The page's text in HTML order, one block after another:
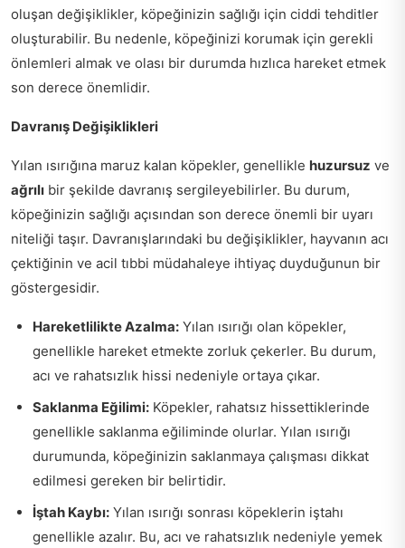
oluşan değişiklikler, köpeğinizin sağlığı için ciddi tehditler
oluşturabilir. Bu nedenle, köpeğinizi korumak için gerekli
önlemleri almak ve olası bir durumda hızlıca hareket etmek
son derece önemlidir.
Davranış Değişiklikleri
Yılan ısırığına maruz kalan köpekler, genellikle huzursuz ve
ağrılı bir şekilde davranış sergileyebilirler. Bu durum,
köpeğinizin sağlığı açısından son derece önemli bir uyarı
niteliği taşır. Davranışlarındaki bu değişiklikler, hayvanın acı
çektiğinin ve acil tıbbi müdahaleye ihtiyaç duyduğunun bir
göstergesidir.
Hareketlilikte Azalma: Yılan ısırığı olan köpekler,
genellikle hareket etmekte zorluk çekerler. Bu durum,
acı ve rahatsızlık hissi nedeniyle ortaya çıkar.
Saklanma Eğilimi: Köpekler, rahatsız hissettiklerinde
genellikle saklanma eğiliminde olurlar. Yılan ısırığı
durumunda, köpeğinizin saklanmaya çalışması dikkat
edilmesi gereken bir belirtidir.
İştah Kaybı: Yılan ısırığı sonrası köpeklerin iştahı
genellikle azalır. Bu, acı ve rahatsızlık nedeniyle yemek